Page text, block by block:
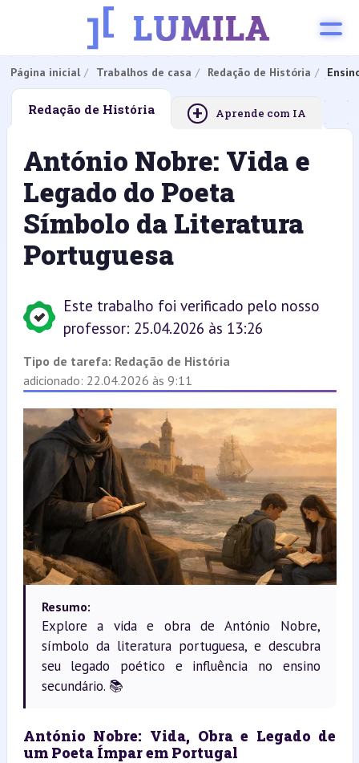
Página inicial Trabalhos de casa Redação de História
Redação de História + Aprende com IA
António Nobre: Vida e
Legado do Poeta
Símbolo da Literatura
Portuguesa
Este trabalho foi verificado pelo nosso
professor: 25.04.2026 às 13:26
Tipo de tarefa: Redação de História
adicionado: 22.04.2026 às 9:11
Resumo:
Explore a vida e obra de António Nobre,
símbolo da literatura portuguesa, e descubra
seu legado poético e influência no ensino
secundário. 📚
António Nobre: Vida, Obra e Legado de
um Poeta Ímpar em Portugal